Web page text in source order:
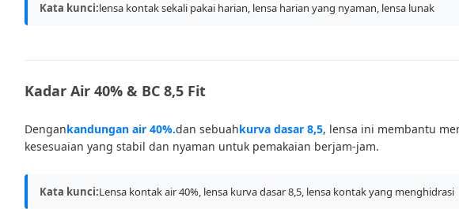
Kata kunci:lensa kontak sekali pakai harian, lensa harian yang nyaman, lensa lunak
Kadar Air 40% & BC 8,5 Fit
Dengankandungan air 40%.dan sebuahkurva dasar 8,5, lensa ini membantu
kesesuaian yang stabil dan nyaman untuk pemakaian berjam-jam.
Kata kunci:Lensa kontak air 40%, lensa kurva dasar 8,5, lensa kontak yang menghidrasi